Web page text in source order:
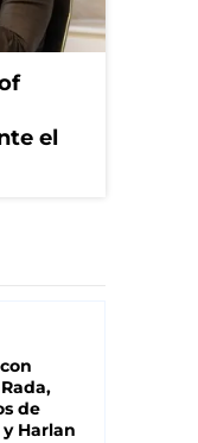
el
de
Harlan